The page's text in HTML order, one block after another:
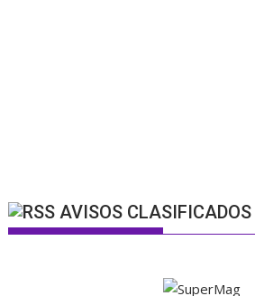
AVISOS CLASIFICADOS